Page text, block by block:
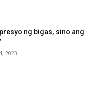
ng bigas, sino ang
2023